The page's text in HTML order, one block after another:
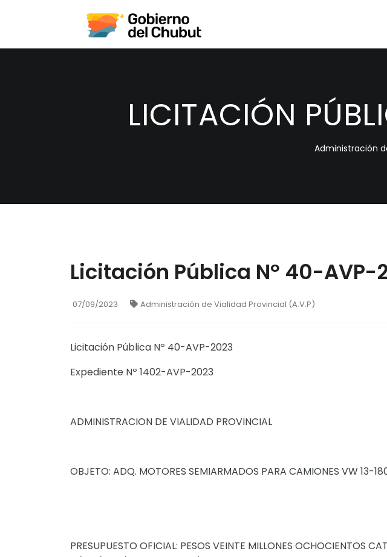
LICITACIÓN
Administración
Licitación Pública Nº 40-AVP-
07/09/2023 Administración de Vialidad Provincial (A.V.P)
Licitación Pública Nº 40-AVP-2023
Expediente Nº 1402-AVP-2023
ADMINISTRACION DE VIALIDAD PROVINCIAL
OBJETO: ADQ. MOTORES SEMIARMADOS PARA CAMIONES VW 13-
PRESUPUESTO OFICIAL: PESOS VEINTE MILLONES OCHOCIENTOS